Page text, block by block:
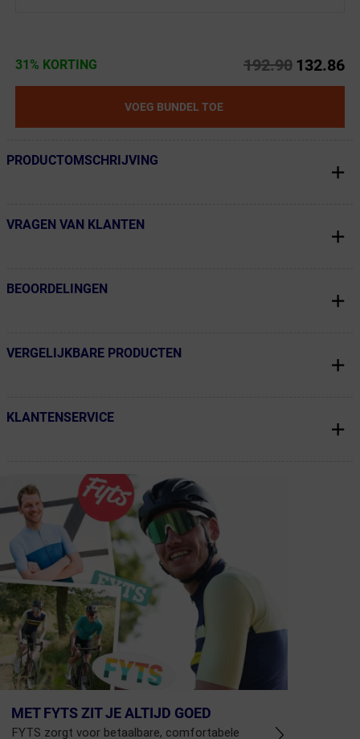
31% KORTING 192.90 132.86
VOEG BUNDEL TOE
← Terug naar productnavigatie
PRODUCTOMSCHRIJVING
← Terug naar productnavigatie
VRAGEN VAN KLANTEN
← Terug naar productnavigatie
BEOORDELINGEN
← Terug naar productnavigatie
VERGELIJKBARE PRODUCTEN
← Terug naar productnavigatie
KLANTENSERVICE
MET FYTS ZIT JE ALTIJD GOED
FYTS zorgt voor betaalbare, comfortabele